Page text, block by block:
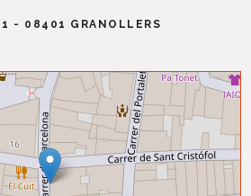
- 08401 GRANOLLERS